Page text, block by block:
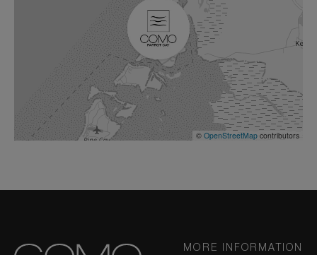
© OpenStreetMap contributors
MORE INFORMATION